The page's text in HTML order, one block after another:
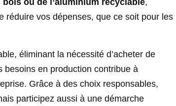
réduire vos dépenses, que ce soit pour les
éliminant la nécessité d’acheter de
besoins en production contribue à
Grâce à des choix responsables,
participez aussi à une démarche